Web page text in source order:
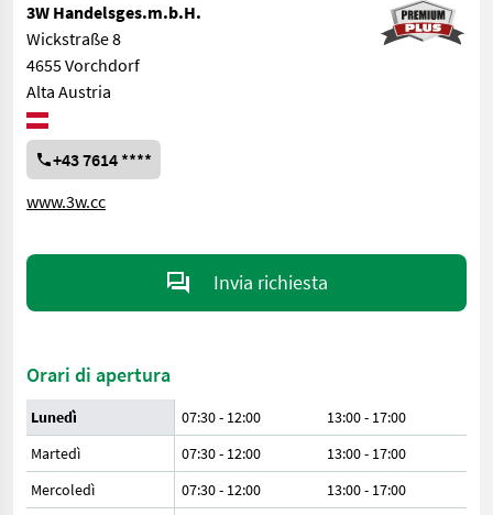
3W Handelsges.m.b.H.
Wickstraße 8
4655 Vorchdorf
Alta Austria
+43 7614 ****
www.3w.cc
Invia richiesta
Orari di apertura
Lunedì 07:30 - 12:00
13:00 - 17:00
Martedì
07:30 - 12:00
13:00 - 17:00
Mercoledì
07:30 - 12:00
13:00 - 17:00